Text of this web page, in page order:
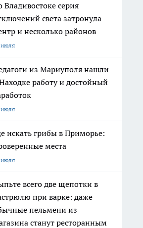
Владивостоке серия
света затронула
и несколько районов
июля
из Мариуполя нашли
работу и достойный
июля
искать грибы в Приморье:
места
июля
всего две щепотки в
при варке: даже
пельмени из
станут ресторанным